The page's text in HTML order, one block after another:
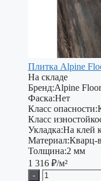
Плитка Alpine
На складе
Бренд:Alpine Floor
Фаска:Нет
Класс опасности:
Класс
Укладка:На клей
Материал:Кварц-
Толщина:2 мм
1 316 ₽/м²
-